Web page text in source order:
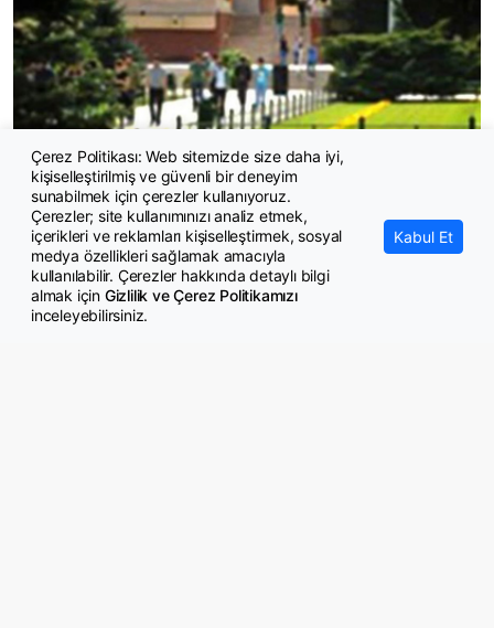
Memurların avukatlık stajında 'görevi aksatmaması' şartı hukuka
uygun bulundu
Çerez Politikası: Web sitemizde size daha iyi,
kişiselleştirilmiş ve güvenli bir deneyim
sunabilmek için çerezler kullanıyoruz.
Çerezler; site kullanımınızı analiz etmek,
içerikleri ve reklamları kişiselleştirmek, sosyal
medya özellikleri sağlamak amacıyla
kullanılabilir. Çerezler hakkında detaylı bilgi
almak için Gizlilik ve Çerez Politikamızı
inceleyebilirsiniz.
Kabul Et